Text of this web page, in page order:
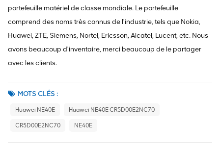
portefeuille matériel de classe mondiale. Le portefeuille
comprend des noms très connus de l'industrie, tels que Nokia,
Huawei, ZTE, Siemens, Nortel, Ericsson, Alcatel, Lucent, etc. Nous
avons beaucoup d'inventaire, merci beaucoup de le partager
avec les clients.
MOTS CLÉS :
Huawei NE40E Huawei NE40E CR5D00E2NC70
CR5D00E2NC70 NE40E